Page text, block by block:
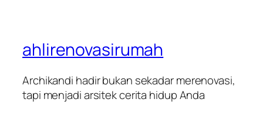
ahlirenovasirumah
Archikandi hadir bukan sekadar merenovasi,
tapi menjadi arsitek cerita hidup Anda